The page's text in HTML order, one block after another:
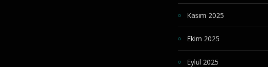
Kasım 2025
Ekim 2025
Eylül 2025